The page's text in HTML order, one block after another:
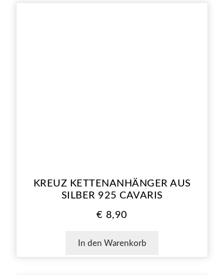
KREUZ KETTENANHÄNGER AUS
SILBER 925 CAVARIS
€ 8,90
In den Warenkorb